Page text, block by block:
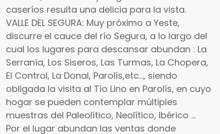
caseríos resulta una delicia para la vista.
VALLE DEL SEGURA: Muy próximo a Yeste,
discurre el cauce del río Segura, a lo largo del
cual los lugares para descansar abundan : La
Serranía, Los Siseros, Las Turmas, La Chopera,
El Control, La Donal, Parolís,etc..., siendo
obligada la visita al Tío Lino en Parolís, en cuyo
hogar se pueden contemplar múltiples
muestras del Paleolítico, Neolítico, Ibérico ...
Por el lugar abundan las ventas donde